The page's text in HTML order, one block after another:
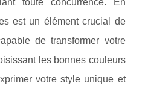
toute concurrence. En
est un élément crucial de
de transformer votre
les bonnes couleurs
votre style unique et